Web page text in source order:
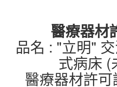
醫療器材
品名 : "立明"
式病床 (
醫療器材許